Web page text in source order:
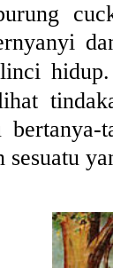
hidup.
sesuatu